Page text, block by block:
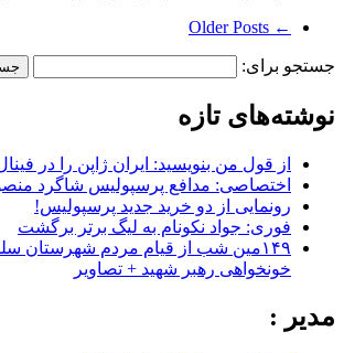
← Older Posts
جستجو برای:
نوشته‌های تازه
از قول من بنویسید: ایران ژاپن را در
اختصاصی: مدافع پرسپولیس شاگرد
رونمایی از دو خرید جدید پرسپولیس!
فوری: جواد نکونام به لیگ برتر برگشت
۱۴۹مین شب از قیام مردم شهرستان
خونخواهی رهبر شهید + تصاویر
مدیر :